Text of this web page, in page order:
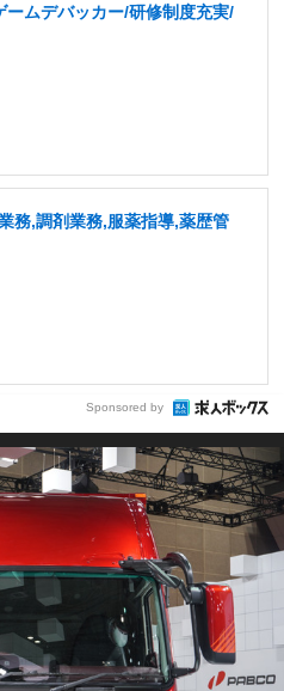
ームデバッカー/研修制度充実/
務,調剤業務,服薬指導,薬歴管
Sponsored by